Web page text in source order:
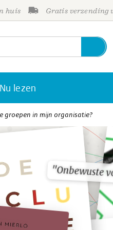
huis Gratis verzending
Nu lezen
groepen in mijn organisatie?
"Onbewuste
"Onbewuste